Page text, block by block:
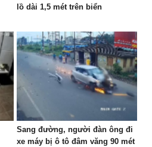
lồ dài 1,5 mét trên biển
Sang đường, người đàn ông đi
xe máy bị ô tô đâm văng 90 mét